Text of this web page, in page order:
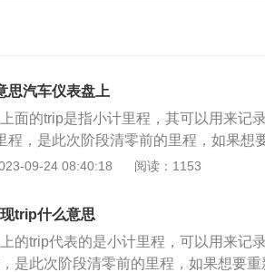
思汽车仪表盘上
面的trip是指小计里程，其可以用来记
程，是此次阶段清零前的里程，如果想
计里程trip最小单位是0.1公里，基本的
程和tripB里程。总里程很简单，就是
修改的。A、B里程显示的功能是分段
程的公里数。
09-24 08:40:18 阅读：1153
trip什么意思
的trip代表的是小计里程，可以用来记
是此次阶段清零前的里程，如果想要